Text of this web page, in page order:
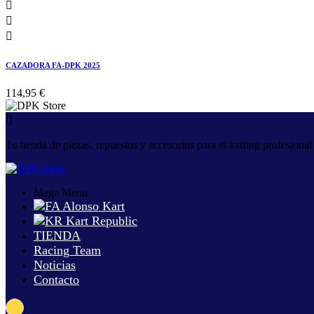



CAZADORA FA-DPK 2025
114,95 €

Tu tienda de piezas, repuestos y accesorios para el karting
Mega Menu
TIENDA
Racing Team
Noticias
Contacto